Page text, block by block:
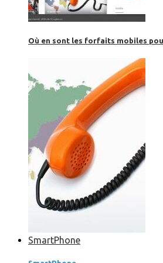
Où en sont les forfaits mobiles
SmartPhone